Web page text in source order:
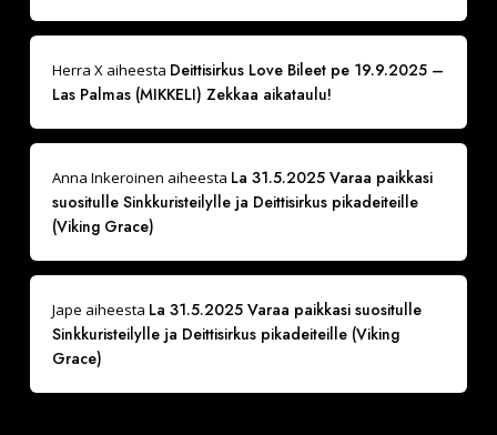
Herra Xaiheesta Deittisirkus Love Bileet pe 19.9.2025 –
Las Palmas (MIKKELI) Zekkaa aikataulu!
Anna Inkeroinen aiheesta La 31.5.2025 Varaa paikkasi
suositulle Sinkkuristeilylle ja Deittisirkus pikadeiteille
(Viking Grace)
Jape aiheesta La 31.5.2025 Varaa paikkasi suositulle
Sinkkuristeilylle ja Deittisirkus pikadeiteille (Viking
Grace)